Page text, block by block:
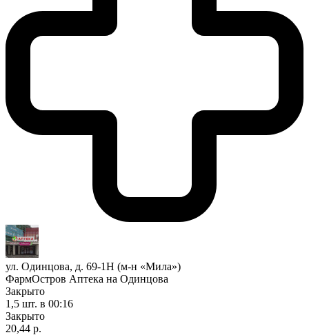
ул. Одинцова, д. 69-1Н (м-н «Мила»)
ФармОстров Аптека на Одинцова
Закрыто
1,5 шт. в 00:16
Закрыто
20,44 р.